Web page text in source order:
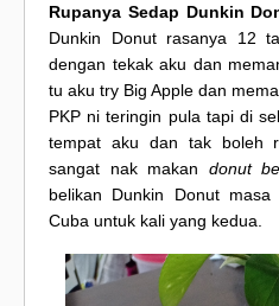
Rupanya Sedap Dunkin
Dunkin Donut rasanya 12
dengan tekak aku dan
tu aku try Big Apple dan
PKP ni teringin pula tapi di
tempat aku dan tak boleh
sangat nak makan donut
belikan Dunkin Donut
Cuba untuk kali yang kedua.